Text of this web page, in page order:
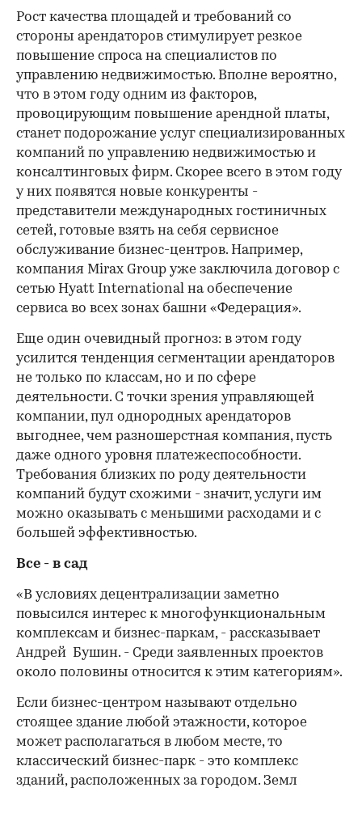
Рост качества площадей и требований со
стороны арендаторов стимулирует резкое
повышение спроса на специалистов по
управлению недвижимостью. Вполне вероятно,
что в этом году одним из факторов,
провоцирующим повышение арендной платы,
станет подорожание услуг специализированных
компаний по управлению недвижимостью и
консалтинговых фирм. Скорее всего в этом году
у них появятся новые конкуренты -
представители международных гостиничных
сетей, готовые взять на себя сервисное
обслуживание бизнес-центров. Например,
компания Mirax Group уже заключила договор с
сетью Hyatt International на обеспечение
сервиса во всех зонах башни «Федерация».
Еще один очевидный прогноз: в этом году
усилится тенденция сегментации арендаторов
не только по классам, но и по сфере
деятельности. С точки зрения управляющей
компании, пул однородных арендаторов
выгоднее, чем разношерстная компания, пусть
даже одного уровня платежеспособности.
Требования близких по роду деятельности
компаний будут схожими - значит, услуги им
можно оказывать с меньшими расходами и с
большей эффективностью.
Все - в сад
«В условиях децентрализации заметно
повысился интерес к многофункциональным
комплексам и бизнес-паркам, - рассказывает
Андрей Бушин. - Среди заявленных проектов
около половины относится к этим категориям».
Если бизнес-центром называют отдельно
стоящее здание любой этажности, которое
может располагаться в любом месте, то
классический бизнес-парк - это комплекс
зданий, расположенных за городом. Земл